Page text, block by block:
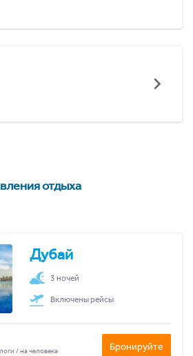
отдыха
Дубай
3 ночей
Включены рейсы
/ на человека Бронируйте